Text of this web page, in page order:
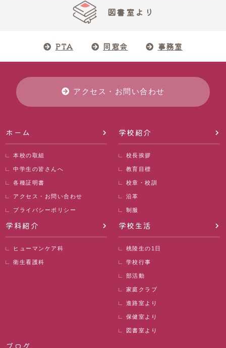
図書室より
PTA 同窓会 事務室
アクセス・お問い合わせ
ホーム
本校の取組
中学生の皆さんへ
各種証明書
アクセス・お問い合わせ
プライバシーポリシー
学校紹介
校長挨拶
教育目標
校章・校訓
沿革
制服
学科紹介
ヒューマンケア科
衛生看護科
学校生活
桃陵生の1日
学校行事
部活動
家庭クラブ
進路室より
保健室より
図書室より
ブログ